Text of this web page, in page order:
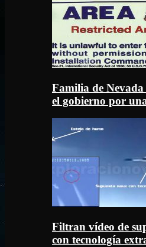
Familia de
el gobierno por
Filtran vídeo de
con tecnología